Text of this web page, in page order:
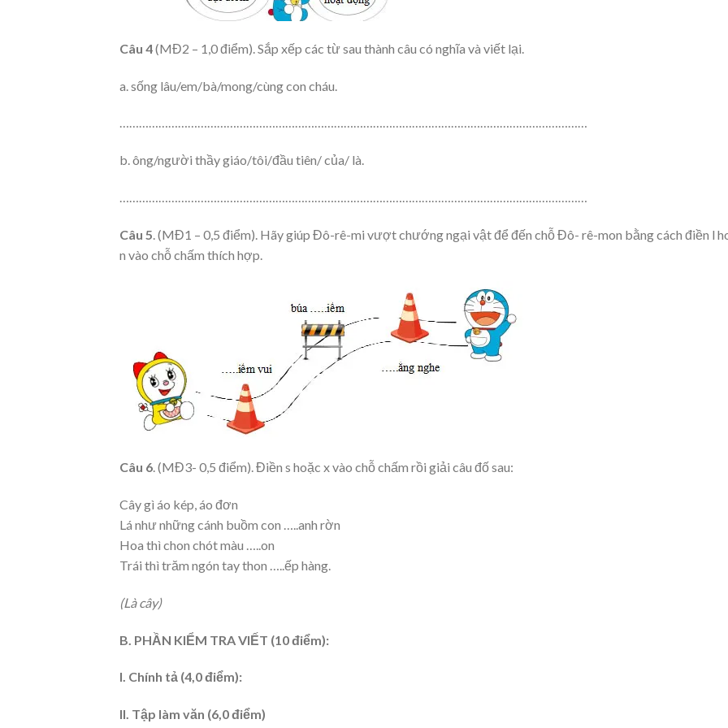
Câu 4(MĐ2 – 1,0 điểm). Sắp xếp các từ sau thành câu có nghĩa và viết lại.
a. sống lâu/em/bà/mong/cùng con cháu.
………………………………………………………………………………………………………………………………
b. ông/người thầy giáo/tôi/đầu tiên/ của/ là.
………………………………………………………………………………………………………………………………
Câu 5 . (MĐ1 – 0,5 điểm). Hãy giúp Đô-rê-mi vượt chướng ngại vật để đến chỗ Đô- rê-mon bằng cách điền l
n vào chỗ chấm thích hợp.
Câu 6. (MĐ3- 0,5 điểm). Điền s hoặc x vào chỗ chấm rồi giải câu đố sau:
Cây gì áo kép, áo đơn
Lá như những cánh buồm con …..anh rờn
Hoa thì chon chót màu …..on
Trái thì trăm ngón tay thon …..ếp hàng.
(Là cây)
B. PHẦN KIỂM TRA VIẾT (10 điểm):
I. Chính tả (4,0 điểm):
II. Tập làm văn (6,0 điểm)